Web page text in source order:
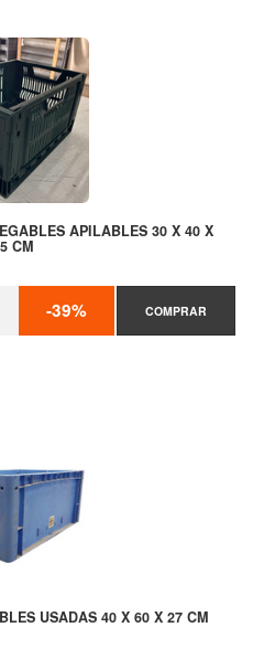
APILABLES 30 X 40 X
CM
-39% COMPRAR
USADAS 40 X 60 X 27 CM